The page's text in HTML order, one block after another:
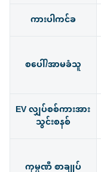
ကားပါကင်ခ
စပေါ်/အာမခံသူ
EV လျှပ်စစ်ကားအား
သွင်းစနစ်
ကုမ္ပဏီ စာချုပ်